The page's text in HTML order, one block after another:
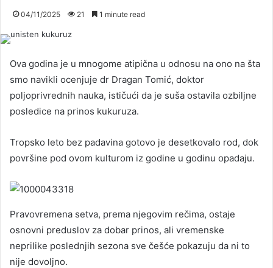
04/11/2025 21 1 minute read
Ova godina je u mnogome atipična u odnosu na ono na šta
smo navikli ocenjuje dr Dragan Tomić, doktor
poljoprivrednih nauka, ističući da je suša ostavila ozbiljne
posledice na prinos kukuruza.
Tropsko leto bez padavina gotovo je desetkovalo rod, dok
površine pod ovom kulturom iz godine u godinu opadaju.
Pravovremena setva, prema njegovim rečima, ostaje
osnovni preduslov za dobar prinos, ali vremenske
neprilike poslednjih sezona sve češće pokazuju da ni to
nije dovoljno.